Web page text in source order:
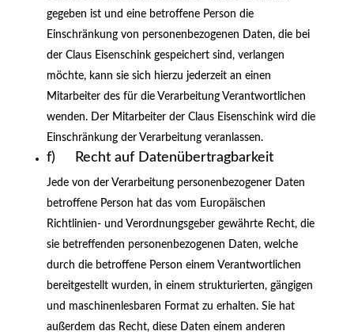
gegeben ist und eine betroffene Person die
Einschränkung von personenbezogenen Daten, die bei
der Claus Eisenschink gespeichert sind, verlangen
möchte, kann sie sich hierzu jederzeit an einen
Mitarbeiter des für die Verarbeitung Verantwortlichen
wenden. Der Mitarbeiter der Claus Eisenschink wird die
Einschränkung der Verarbeitung veranlassen.
f) Recht auf Datenübertragbarkeit
Jede von der Verarbeitung personenbezogener Daten
betroffene Person hat das vom Europäischen
Richtlinien- und Verordnungsgeber gewährte Recht, die
sie betreffenden personenbezogenen Daten, welche
durch die betroffene Person einem Verantwortlichen
bereitgestellt wurden, in einem strukturierten, gängigen
und maschinenlesbaren Format zu erhalten. Sie hat
außerdem das Recht, diese Daten einem anderen